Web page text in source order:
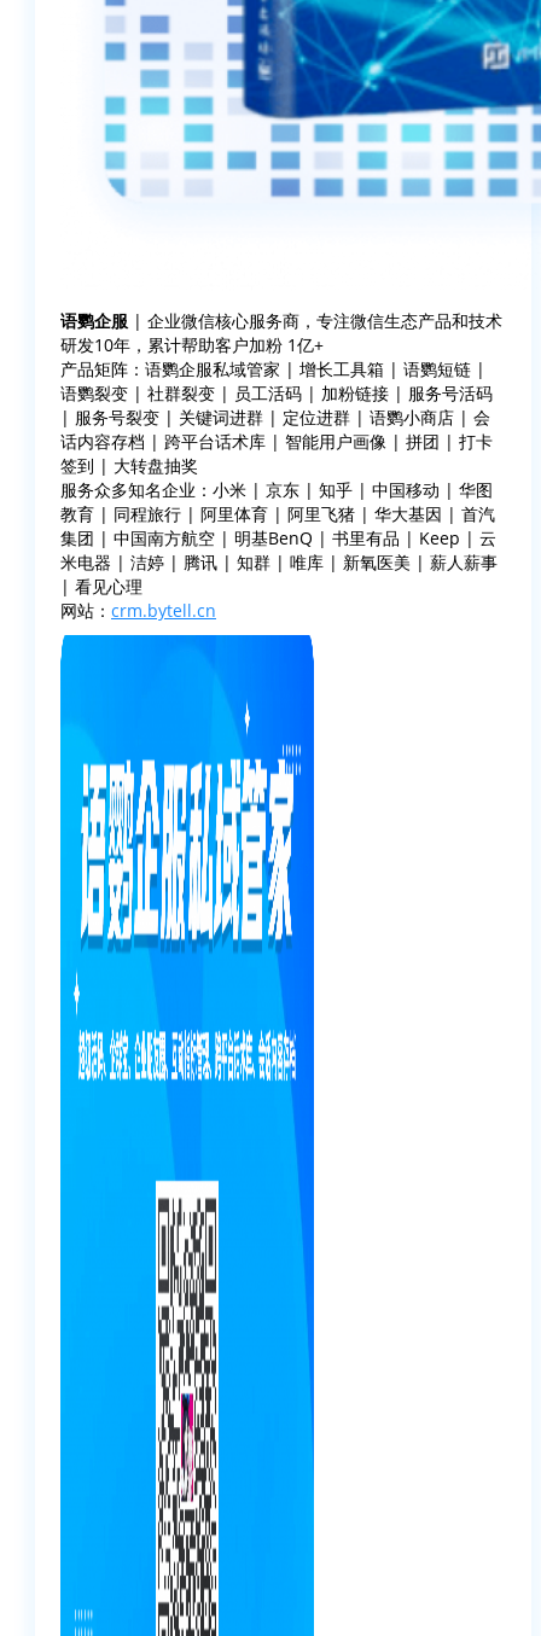
语鹦企服 | 企业微信核心服务商，专注微信生态产品和技术
研发10年，累计帮助客户加粉 1亿+
产品矩阵：语鹦企服私域管家 | 增长工具箱 | 语鹦短链 |
语鹦裂变 | 社群裂变 | 员工活码 | 加粉链接 | 服务号活码
| 服务号裂变 | 关键词进群 | 定位进群 | 语鹦小商店 | 会
话内容存档 | 跨平台话术库 | 智能用户画像 | 拼团 | 打卡
签到 | 大转盘抽奖
服务众多知名企业：小米 | 京东 | 知乎 | 中国移动 | 华图
教育 | 同程旅行 | 阿里体育 | 阿里飞猪 | 华大基因 | 首汽
集团 | 中国南方航空 | 明基BenQ | 书里有品 | Keep | 云
米电器 | 洁婷 | 腾讯 | 知群 | 唯库 | 新氧医美 | 薪人薪事
| 看见心理
网站： crm.bytell.cn